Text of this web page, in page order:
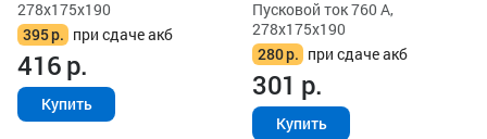
278x175x190
395р. при сдаче акб
416р.
Купить
Пусковой ток 760 А,
278x175x190
280р. при сдаче акб
301 р.
Купить